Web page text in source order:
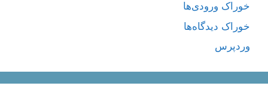
خوراک ورودی‌ها
خوراک دیدگاه‌ها
وردپرس